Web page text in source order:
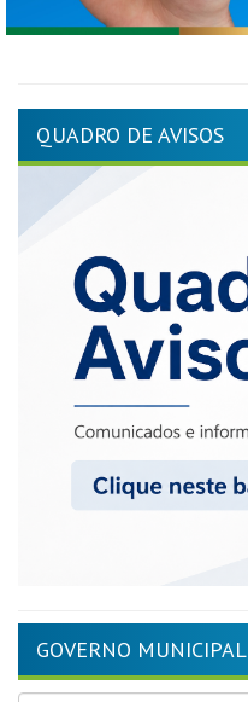
QUADRO DE AVISOS
GOVERNO MUNICIPAL